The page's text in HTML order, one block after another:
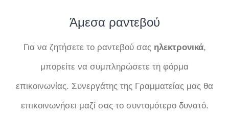
Άμεσα ραντεβού
Για να ζητήσετε το ραντεβού σας ηλεκτρονικά,
μπορείτε να συμπληρώσετε τη φόρμα
επικοινωνίας. Συνεργάτης της Γραμματείας μας θα
επικοινωνήσει μαζί σας το συντομότερο δυνατό.